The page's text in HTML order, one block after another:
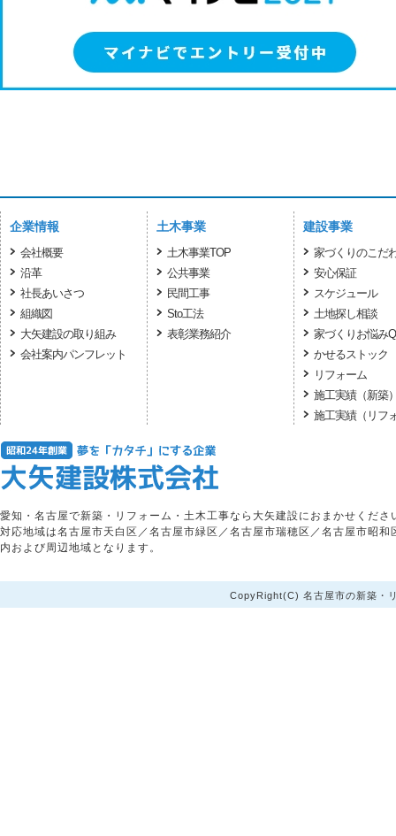
企業情報
会社概要
沿革
社長あいさつ
組織図
大矢建設の取り組み
会社案内パンフレット
土木事業
土木事業TOP
公共事業
民間工事
Sto工法
表彰業務紹介
建設事業
家づくりのこだ
安心保証
スケジュール
土地探し相談
家づくりお悩み
かせるストック
リフォーム
施工実績（新築
施工実績（リフ
愛知・名古屋で新築・リフォーム・土木工事なら大矢建設におまかせくださ
対応地域は名古屋市天白区／名古屋市緑区／名古屋市瑞穂区／名古屋市昭
内および周辺地域となります。
CopyRight(C) 名古屋市の新築・